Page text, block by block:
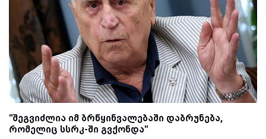
''შეგვიძლია იმ ბრწყინვალებაში დაბრუნება,
რომელიც სსრკ-ში გვქონდა''